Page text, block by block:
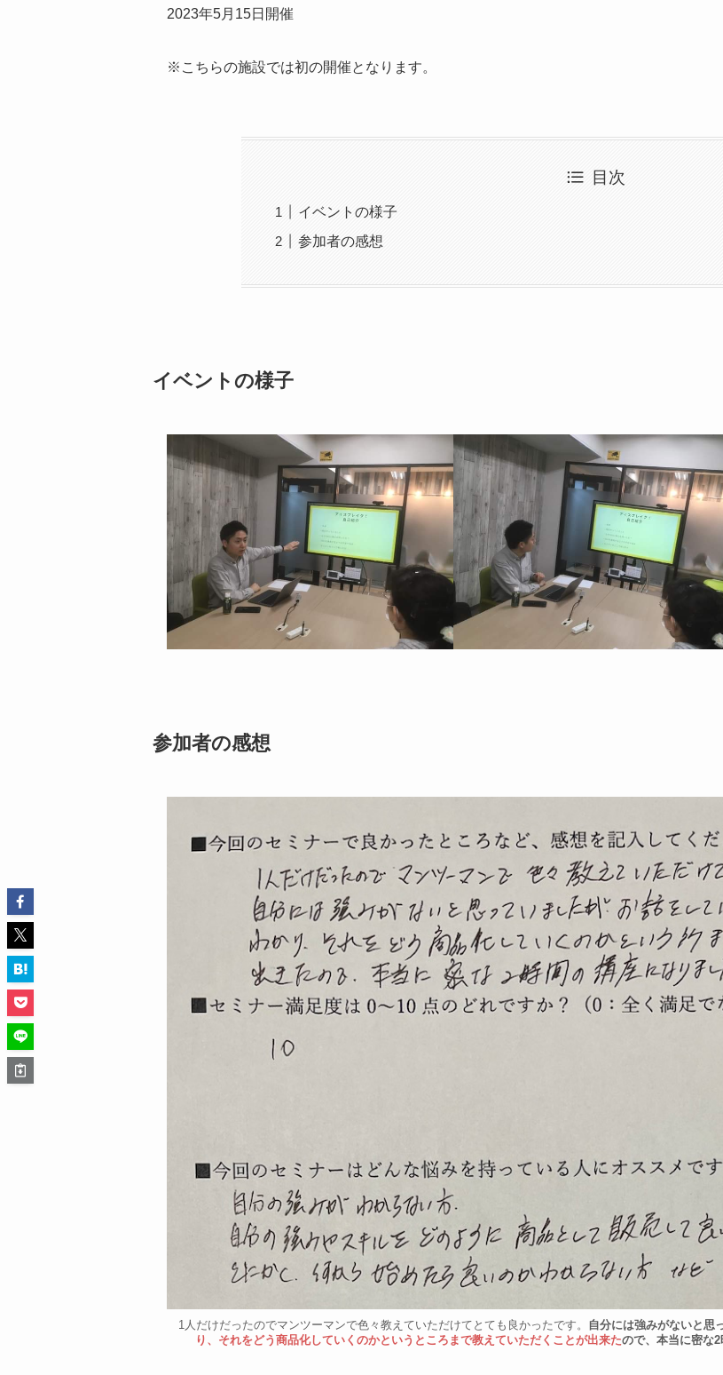
2023年5月15日開催
※こちらの施設では初の開催となります。
目次
イベントの様子
参加者の感想
イベントの様子
参加者の感想
1人だけだったのでマンツーマンで色々教えていただけてとても良かったです。 自分には強みがないと思
り、それをどう商品化していくのかというところまで教えていただくことが出来たので、本当に密な2